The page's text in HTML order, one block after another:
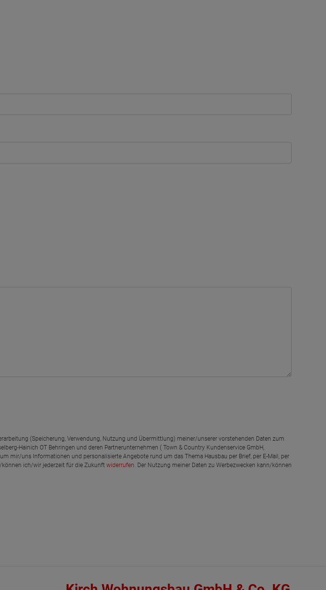
(Speicherung, Verwendung, Nutzung und Übermittlung) meiner/unserer vorstehenden Daten zum
Hainich OT Behringen und deren Partnerunternehmen ( Town & Country Kundenservice GmbH,
mir/uns Informationen und personalisierte Angebote rund um das Thema Hausbau per Brief, per E-Mail, per
können ich/wir jederzeit für die Zukunft widerrufen. Der Nutzung meiner Daten zu Werbezwecken kann/können